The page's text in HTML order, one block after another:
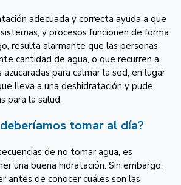
adecuada y correcta ayuda a que
y procesos funcionen de forma
resulta alarmante que las personas
cantidad de agua, o que recurren a
para calmar la sed, en lugar
lleva a una deshidratación y pude
para la salud.
tomar al día?
de no tomar agua, es
una buena hidratación. Sin embargo,
antes de conocer cuáles son las